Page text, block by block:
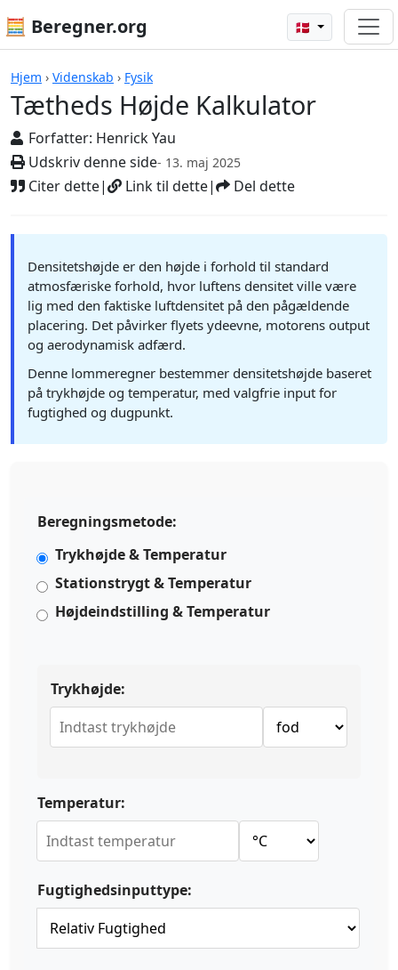
🧮 Beregner.org 🇩🇰
Hjem › Videnskab › Fysik
Tætheds Højde Kalkulator
Forfatter: Henrick Yau
Udskriv denne side- 13. maj 2025
Citer dette| Link til dette| Del dette
Beregnere
Densitetshøjde er den højde i forhold til standard
atmosfæriske forhold, hvor luftens densitet ville være
lig med den faktiske luftdensitet på den pågældende
placering. Det påvirker flyets ydeevne, motorens output
og aerodynamisk adfærd.
Denne lommeregner bestemmer densitetshøjde baseret
på trykhøjde og temperatur, med valgfrie input for
fugtighed og dugpunkt.
Beregningsmetode:
Trykhøjde & Temperatur
Stationstrygt & Temperatur
Højdeindstilling & Temperatur
Trykhøjde:
Temperatur:
Fugtighedsinputtype: